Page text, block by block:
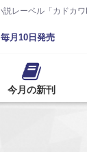
レーベル「カドカワ
毎月10日発売
今月の新刊